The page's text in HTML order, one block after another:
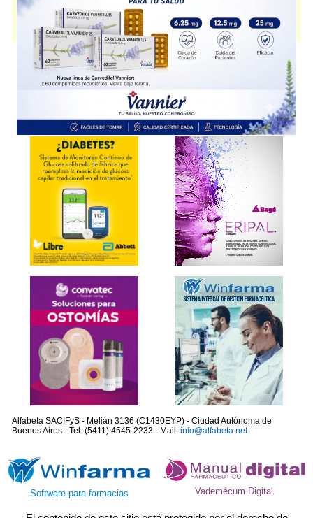
NEXT AB producto cosmético, fenoxietanol
Producto Cosmético, Bactericida . Es producido porGenomma Lab.y
cuenta con 5 presentaciones disponibles.
Explorar más
Otros productos conproducto cosmético
Otros productos deGenomma Lab.
Alfabeta SACIFyS - Melián 3136 (C1430EYP) - Ciudad Autónoma de
Buenos Aires - Tel: (5411) 4545-2233 - Mail: info@alfabeta.net
Software para farmacias Vademécum Digital